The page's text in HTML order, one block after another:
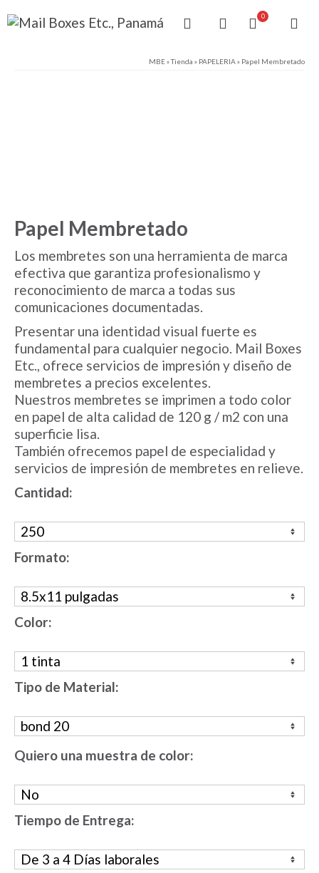
0
MBE»Tienda » PAPELERIA» Papel Membretado
Papel Membretado
Los membretes son una herramienta de marca
efectiva que garantiza profesionalismo y
reconocimiento de marca a todas sus
comunicaciones documentadas.
Presentar una identidad visual fuerte es
fundamental para cualquier negocio. Mail Boxes
Etc., ofrece servicios de impresión y diseño de
membretes a precios excelentes.
Nuestros membretes se imprimen a todo color
en papel de alta calidad de 120 g / m2 con una
superficie lisa.
También ofrecemos papel de especialidad y
servicios de impresión de membretes en relieve.
Cantidad:
Formato:
Color:
Tipo de Material:
Quiero una muestra de color:
Tiempo de Entrega: